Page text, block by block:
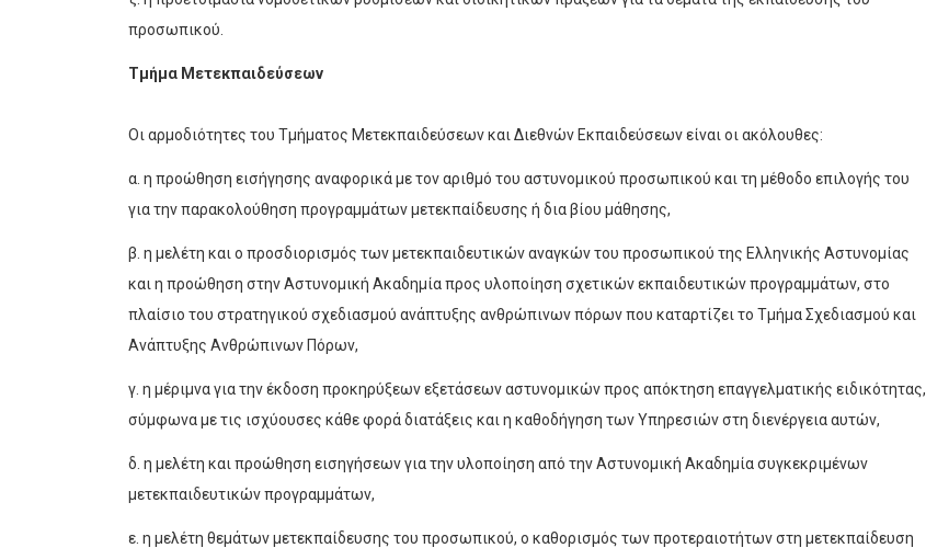
προσωπικού.
Τμήμα Μετεκπαιδεύσεων
Οι αρμοδιότητες του Τμήματος Μετεκπαιδεύσεων και Διεθνών Εκπαιδεύσεων είναι οι ακόλουθες:
α. η προώθηση εισήγησης αναφορικά με τον αριθμό του αστυνομικού προσωπικού και τη μέθοδο επιλογής του
για την παρακολούθηση προγραμμάτων μετεκπαίδευσης ή δια βίου μάθησης,
β. η μελέτη και ο προσδιορισμός των μετεκπαιδευτικών αναγκών του προσωπικού της Ελληνικής Αστυνομίας
και η προώθηση στην Αστυνομική Ακαδημία προς υλοποίηση σχετικών εκπαιδευτικών προγραμμάτων, στο
πλαίσιο του στρατηγικού σχεδιασμού ανάπτυξης ανθρώπινων πόρων που καταρτίζει το Τμήμα Σχεδιασμού και
Ανάπτυξης Ανθρώπινων Πόρων,
γ. η μέριμνα για την έκδοση προκηρύξεων εξετάσεων αστυνομικών προς απόκτηση επαγγελματικής ειδικότητας,
σύμφωνα με τις ισχύουσες κάθε φορά διατάξεις και η καθοδήγηση των Υπηρεσιών στη διενέργεια αυτών,
δ. η μελέτη και προώθηση εισηγήσεων για την υλοποίηση από την Αστυνομική Ακαδημία συγκεκριμένων
μετεκπαιδευτικών προγραμμάτων,
ε. η μελέτη θεμάτων μετεκπαίδευσης του προσωπικού, ο καθορισμός των προτεραιοτήτων στη μετεκπαίδευση